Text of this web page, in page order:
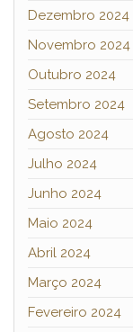
Dezembro 2024
Novembro 2024
Outubro 2024
Setembro 2024
Agosto 2024
Julho 2024
Junho 2024
Maio 2024
Abril 2024
Março 2024
Fevereiro 2024